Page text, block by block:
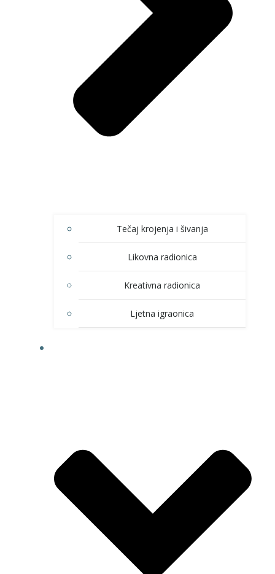
Tečaj krojenja i šivanja
Likovna radionica
Kreativna radionica
Ljetna igraonica